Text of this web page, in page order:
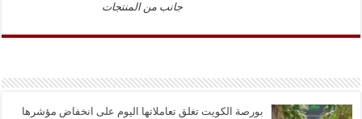
جانب من المنتجات
بورصة الكويت تغلق تعاملاتها اليوم على انخفاض مؤشرها